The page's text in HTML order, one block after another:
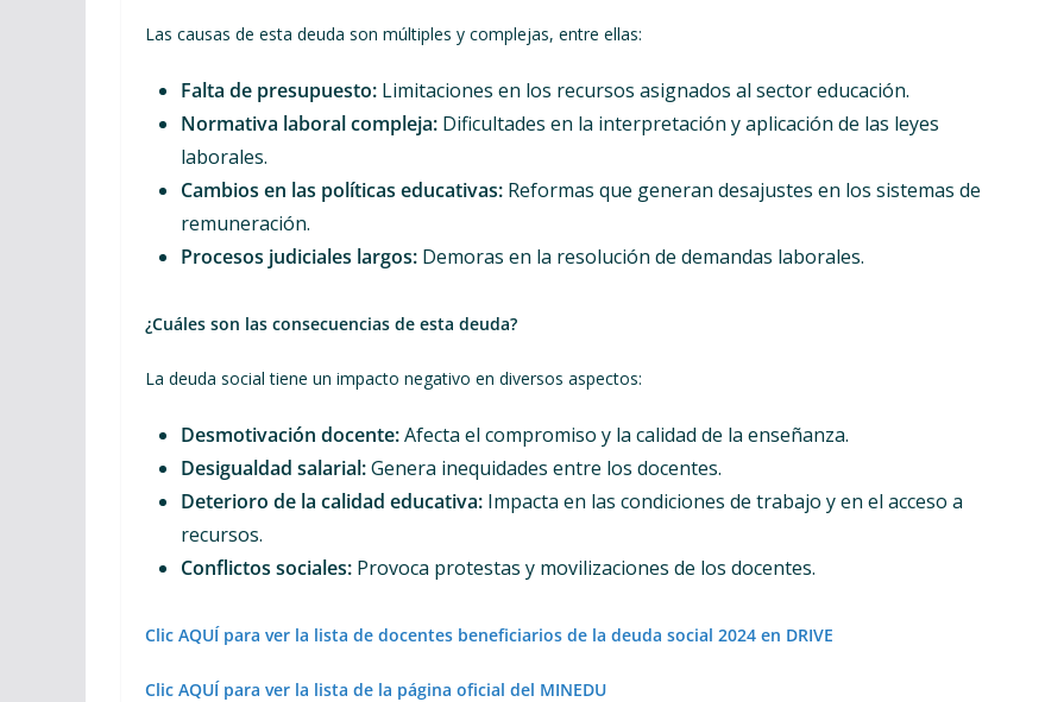
Las causas de esta deuda son múltiples y complejas, entre ellas:
Falta de presupuesto: Limitaciones en los recursos asignados al sector educación.
Normativa laboral compleja: Dificultades en la interpretación y aplicación de las leyes
laborales.
Cambios en las políticas educativas: Reformas que generan desajustes en los sistemas de
remuneración.
Procesos judiciales largos: Demoras en la resolución de demandas laborales.
¿Cuáles son las consecuencias de esta deuda?
La deuda social tiene un impacto negativo en diversos aspectos:
Desmotivación docente:Afecta el compromiso y la calidad de la enseñanza.
Desigualdad salarial:Genera inequidades entre los docentes.
Deterioro de la calidad educativa: Impacta en las condiciones de trabajo y en el acceso a
recursos.
Conflictos sociales: Provoca protestas y movilizaciones de los docentes.
Clic AQUÍ para ver la lista de docentes beneficiarios de la deuda social 2024 en DRIVE
Clic AQUÍ para ver la lista de la página oficial del MINEDU